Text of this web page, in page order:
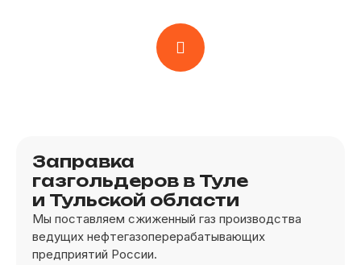
Заправка
газгольдеров в Туле
и Тульской области
Мы поставляем сжиженный газ производства
ведущих нефтегазоперерабатывающих
предприятий России.